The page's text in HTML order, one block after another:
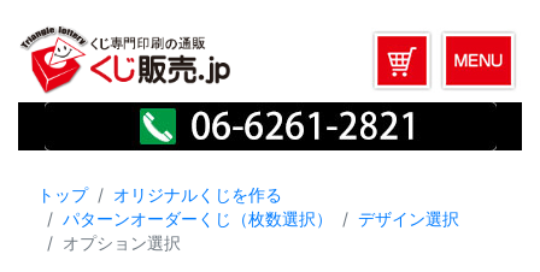
トップ
オリジナルくじを作る
パターンオーダーくじ（枚数選択）
デザイン選択
オプション選択